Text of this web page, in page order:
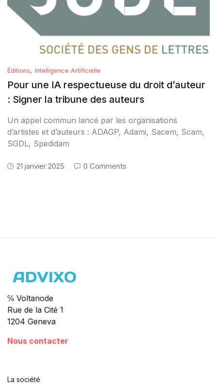
Éditions, Intelligence Artificielle
Pour une IA respectueuse du droit d’auteur
: Signer la tribune des auteurs
Un appel commun lancé par les organisations
d’artistes et d’auteurs : ADAGP, Adami, Sacem, Scam,
SGDL, Spedidam
21 janvier 2025 0 Comments
℅ Voltanode
Rue de la Cité 1
1204 Geneva
Nous contacter
La société